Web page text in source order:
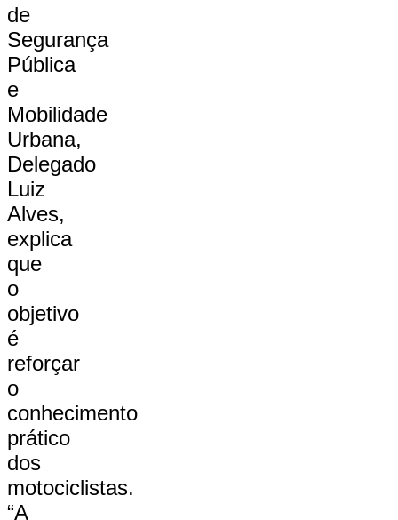
de
Segurança
Pública
e
Mobilidade
Urbana,
Delegado
Luiz
Alves,
explica
que
o
objetivo
é
reforçar
o
conhecimento
prático
dos
motociclistas.
“A